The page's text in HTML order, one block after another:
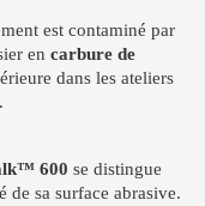
est contaminé par
en carbure de
dans les ateliers
600 se distingue
de sa surface abrasive.